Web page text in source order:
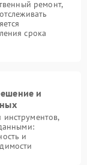
ремонт,
срока
и
и